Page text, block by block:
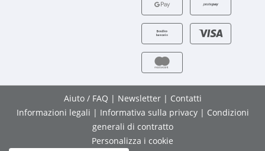
Aiuto / FAQ | Newsletter | Contatti
Informazioni legali | Informativa sulla privacy | Condizioni
generali di contratto
Personalizza i cookie